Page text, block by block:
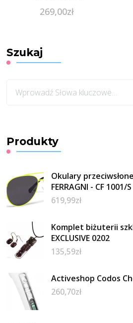
269,00zł
Szukaj
czegoś?
Produkty
Okulary
FERRAGNI - CF 1001/
619,99zł
Komplet biżuterii
EXCLUSIVE 0202
135,59zł
Activeshop Codos
260,70zł